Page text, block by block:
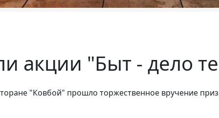
акции "Быт - дело
"Ковбой" прошло торжественное вручение